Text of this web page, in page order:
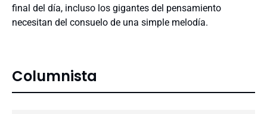
final del día, incluso los gigantes del pensamiento
necesitan del consuelo de una simple melodía.
Columnista